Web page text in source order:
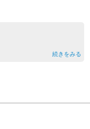
続きをみる